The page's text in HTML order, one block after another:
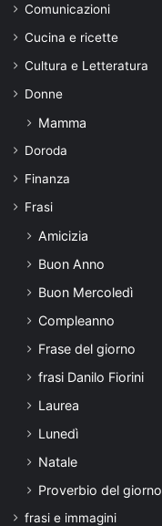
Comunicazioni
Cucina e ricette
Cultura e Letteratura
Donne
Mamma
Doroda
Finanza
Frasi
Amicizia
Buon Anno
Buon Mercoledì
Compleanno
Frase del giorno
frasi Danilo Fiorini
Laurea
Lunedì
Natale
Proverbio del giorno
frasi e immagini